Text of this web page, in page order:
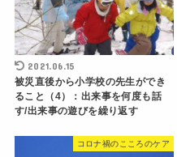
2021.06.15
被災直後から小学校の先生ができ
ること（4）：出来事を何度も話
す/出来事の遊びを繰り返す
コロナ禍のこころのケア